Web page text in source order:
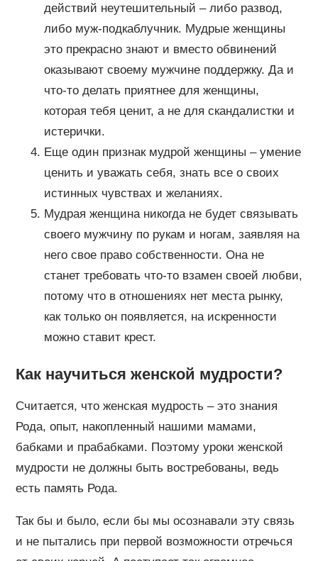
действий неутешительный – либо развод,
либо муж-подкаблучник. Мудрые женщины
это прекрасно знают и вместо обвинений
оказывают своему мужчине поддержку. Да и
что-то делать приятнее для женщины,
которая тебя ценит, а не для скандалистки и
истерички.
Еще один признак мудрой женщины – умение
ценить и уважать себя, знать все о своих
истинных чувствах и желаниях.
Мудрая женщина никогда не будет связывать
своего мужчину по рукам и ногам, заявляя на
него свое право собственности. Она не
станет требовать что-то взамен своей любви,
потому что в отношениях нет места рынку,
как только он появляется, на искренности
можно ставит крест.
Как научиться женской мудрости?
Считается, что женская мудрость – это знания
Рода, опыт, накопленный нашими мамами,
бабками и прабабками. Поэтому уроки женской
мудрости не должны быть востребованы, ведь
есть память Рода.
Так бы и было, если бы мы осознавали эту связь
и не пытались при первой возможности отречься